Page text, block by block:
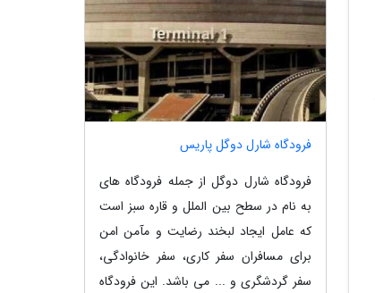
فرودگاه شارل دوگل پاریس
فرودگاه شارل دوگل از جمله فرودگاه های
به نام در سطح بین الملل و قاره سبز است
که عامل ایجاد لبخند رضایت و مآمن امن
برای مسافران سفر کاری، سفر خانوادگی،
سفر گردشگری و ... می باشد. این فرودگاه